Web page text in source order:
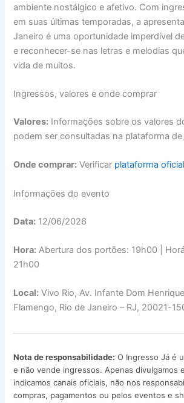
ambiente nostálgico e afetivo. Com
em suas últimas temporadas, a
Janeiro é uma oportunidade imperdível
e reconhecer-se nas letras e melodias
vida de muitos.
Ingressos, valores e onde comprar
Valores: Informações sobre os valores
podem ser consultadas na plataforma de
Onde comprar: Verificar plataforma
Informações do evento
Data: 12/06/2026
Hora: Abertura dos portões: 19h00 |
21h00
Local: Vivo Rio, Av. Infante Dom
Flamengo, Rio de Janeiro – RJ, 20021-
Nota de responsabilidade: O Ingresso Já é
e não vende ingressos. Apenas divulgamos
indicamos canais oficiais, não nos
compras, pagamentos ou pelos eventos e